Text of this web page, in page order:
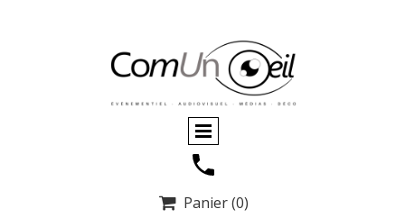
 Panier(0)